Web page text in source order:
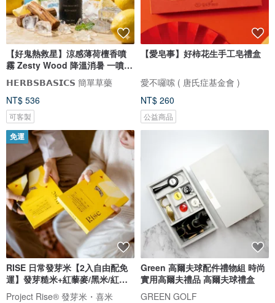
【好鬼熱救星】涼感薄荷檀香噴
霧 Zesty Wood 降溫消暑 一噴即
爽
𝗛𝗘𝗥𝗕𝗦𝗕𝗔𝗦𝗜𝗖𝗦 簡單草藥
NT$ 536
可客製
【愛皂事】好柿花生手工皂禮盒
愛不囉嗦 ( 唐氏症基金會 )
NT$ 260
公益商品
免運
RISE 日常發芽米【2入自由配免
運】發芽糙米+紅藜麥/黑米/紅扁
豆
Project Rise® 發芽米・喜米
Green 高爾夫球配件禮物組 時尚
實用高爾夫禮品 高爾夫球禮盒
GREEN GOLF